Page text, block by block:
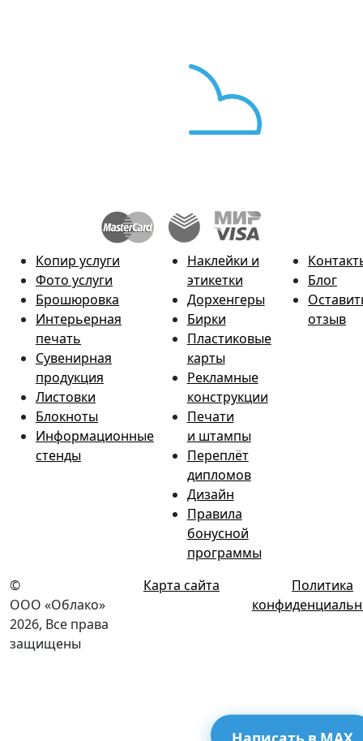
Копир услуги
Фото услуги
Брошюровка
Интерьерная
печать
Сувенирная
продукция
Листовки
Блокноты
Информационные
стенды
Наклейки и
этикетки
Дорхенгеры
Бирки
Пластиковые
карты
Рекламные
конструкции
Печати
и штампы
Переплёт
дипломов
Дизайн
Правила
бонусной
программы
Блог
отзыв
©
ООО «Облако»
2026, Все права
защищены
Карта сайта
Политика